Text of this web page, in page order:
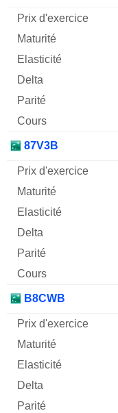
87V3B
B8CWB